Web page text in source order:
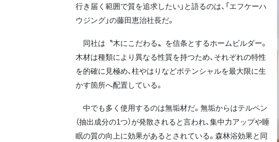
行き届く範囲で質を追求したい」と語るのは、「エフケーハ
ウジング」の藤田恵治社長だ。
同社は〝木にこだわる〟を信条とするホームビルダー。
木材は種類により異なる性質を持つため、それぞれの特性
を的確に見極め、柱やはりなどポテンシャルを最大限に生
かす箇所へ配置している。
中でも多く使用するのは無垢材だ。無垢からはテルペン
（抽出成分の1つ）が発散されると言われ、集中力アップや睡
眠の質の向上に効果があるとされている。森林浴効果と同